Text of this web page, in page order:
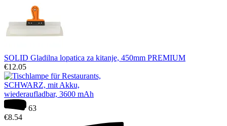
SOLID Gladilna lopatica za kitanje, 450mm PREMIUM
€12.05
63
€8.54